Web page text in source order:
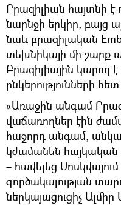
Բրազիլիան հայտնի է
նարնջի երկիր, բայց
նաև բրազիլական
տեխնիկայի մի շարք
Բրազիլիային կարող
ընկերությունների
«Առաջին անգամ
վաճառողներ էին
հաջորդ անգամ,
կժամանեն հայկական
– հավելեց
գործակալության
ներկայացուցիչ Ալմիր